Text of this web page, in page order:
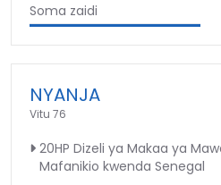
Soma zaidi
NYANJA
Vitu 76
20HP Dizeli ya Makaa ya
Mafanikio kwenda Senegal